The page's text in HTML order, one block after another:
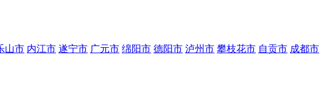
山市 内江市 遂宁市 广元市 绵阳市 德阳市 泸州市 攀枝花市 自贡市 成都市